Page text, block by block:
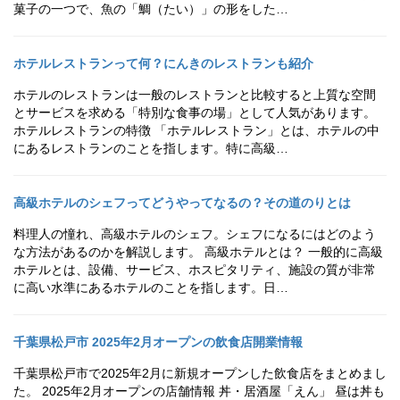
菓子の一つで、魚の「鯛（たい）」の形をした…
ホテルレストランって何？にんきのレストランも紹介
ホテルのレストランは一般のレストランと比較すると上質な空間
とサービスを求める「特別な食事の場」として人気があります。
ホテルレストランの特徴 「ホテルレストラン」とは、ホテルの中
にあるレストランのことを指します。特に高級…
高級ホテルのシェフってどうやってなるの？その道のりとは
料理人の憧れ、高級ホテルのシェフ。シェフになるにはどのよう
な方法があるのかを解説します。 高級ホテルとは？ 一般的に高級
ホテルとは、設備、サービス、ホスピタリティ、施設の質が非常
に高い水準にあるホテルのことを指します。日…
千葉県松戸市 2025年2月オープンの飲食店開業情報
千葉県松戸市で2025年2月に新規オープンした飲食店をまとめまし
た。 2025年2月オープンの店舗情報 丼・居酒屋「えん」 昼は丼も